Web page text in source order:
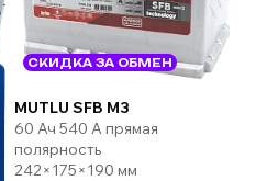
СКИДКА ЗА ОБМЕН
MUTLU SFB M3
60 Ач 540 А прямая
полярность
242×175×190 мм